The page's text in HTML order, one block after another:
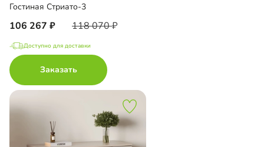
Гостиная Стриато-3
106 267 118 070
Доступно для доставки
Заказать